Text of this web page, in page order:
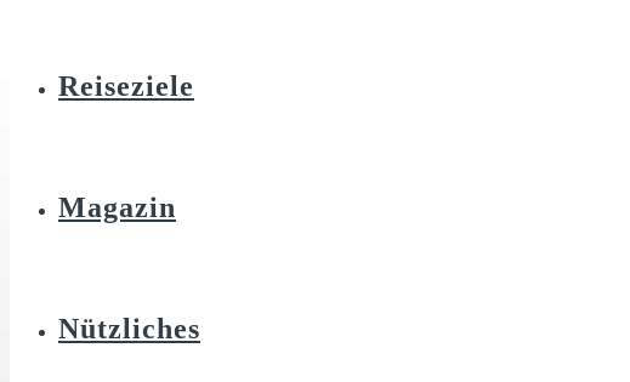
Reiseziele
Magazin
Nützliches